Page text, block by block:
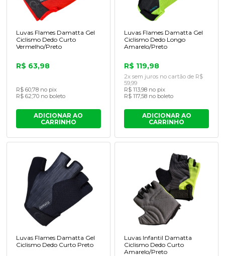
Luvas Flames Damatta Gel
Ciclismo Dedo Curto
Vermelho/Preto
R$ 63,98
R$ 60,78 no pix
R$ 62,70 no boleto
ADICIONAR AO
CARRINHO
Luvas Flames Damatta Gel
Ciclismo Dedo Longo
Amarelo/Preto
R$ 119,98
2x sem juros no cartão de R$
59,99
R$ 113,98 no pix
R$ 117,58 no boleto
ADICIONAR AO
CARRINHO
Luvas Flames Damatta Gel
Ciclismo Dedo Curto Preto
Luvas Infantil Damatta
Ciclismo Dedo Curto
Amarelo/Preto